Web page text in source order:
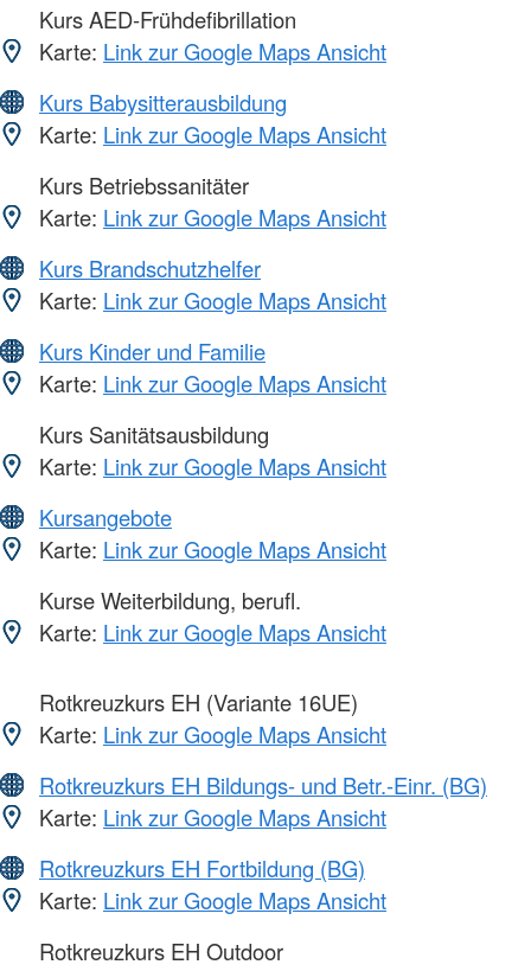
Kurs AED-Frühdefibrillation
Karte: Link zur Google Maps Ansicht
Kurs Babysitterausbildung
Karte: Link zur Google Maps Ansicht
Kurs Betriebssanitäter
Karte: Link zur Google Maps Ansicht
Kurs Brandschutzhelfer
Karte: Link zur Google Maps Ansicht
Kurs Kinder und Familie
Karte: Link zur Google Maps Ansicht
Kurs Sanitätsausbildung
Karte: Link zur Google Maps Ansicht
Kursangebote
Karte: Link zur Google Maps Ansicht
Kurse Weiterbildung, berufl.
Karte: Link zur Google Maps Ansicht
Rotkreuzkurs EH (Variante 16UE)
Karte: Link zur Google Maps Ansicht
Rotkreuzkurs EH Bildungs- und Betr.-Einr. (BG)
Karte: Link zur Google Maps Ansicht
Rotkreuzkurs EH Fortbildung (BG)
Karte: Link zur Google Maps Ansicht
Rotkreuzkurs EH Outdoor